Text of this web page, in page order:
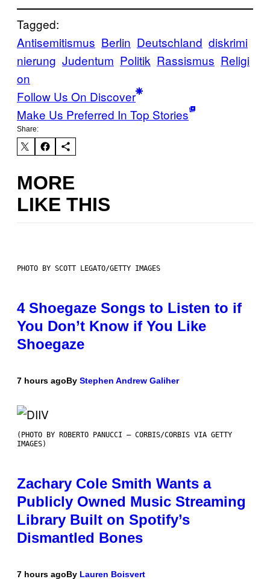
Tagged:
Antisemitismus Berlin Deutschland diskrimi
nierung Judentum Politik Rassismus Religi
on
Follow Us On Discover
Make Us Preferred In Top Stories
Share:
MORE
LIKE THIS
PHOTO BY SCOTT LEGATO/GETTY IMAGES
4 Shoegaze Songs to Listen to if
You Don’t Know if You Like
Shoegaze
7 hours agoBy Stephen Andrew Galiher
(PHOTO BY ROBERTO PANUCCI – CORBIS/CORBIS VIA GETTY
IMAGES)
Zachary Cole Smith Wants a
Publicly Owned Music Streaming
Library Built on Spotify’s
Dismantled Bones
7 hours agoBy Lauren Boisvert